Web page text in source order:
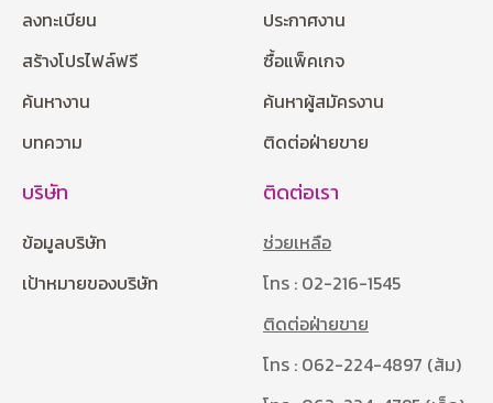
ลงทะเบียน
สร้างโปรไฟล์ฟรี
ค้นหางาน
บทความ
ประกาศงาน
ซื้อแพ็คเกจ
ค้นหาผู้สมัครงาน
ติดต่อฝ่ายขาย
บริษัท
ข้อมูลบริษัท
เป้าหมายของบริษัท
ติดต่อเรา
ช่วยเหลือ
โทร : 02-216-1545
ติดต่อฝ่ายขาย
โทร : 062-224-4897 (ส้ม)